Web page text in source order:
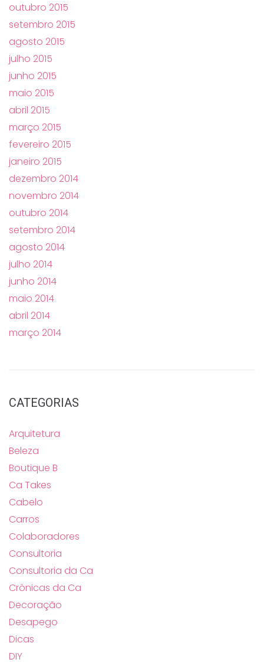
outubro 2015
setembro 2015
agosto 2015
julho 2015
junho 2015
maio 2015
abril 2015
março 2015
fevereiro 2015
janeiro 2015
dezembro 2014
novembro 2014
outubro 2014
setembro 2014
agosto 2014
julho 2014
junho 2014
maio 2014
abril 2014
março 2014
CATEGORIAS
Arquitetura
Beleza
Boutique B
Ca Takes
Cabelo
Carros
Colaboradores
Consultoria
Consultoria da Ca
Crônicas da Ca
Decoração
Desapego
Dicas
DIY